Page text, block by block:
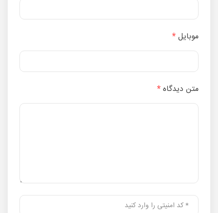
موبایل*
متن دیدگاه*